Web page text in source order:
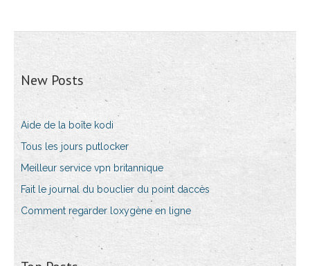
New Posts
Aide de la boîte kodi
Tous les jours putlocker
Meilleur service vpn britannique
Fait le journal du bouclier du point daccès
Comment regarder loxygène en ligne